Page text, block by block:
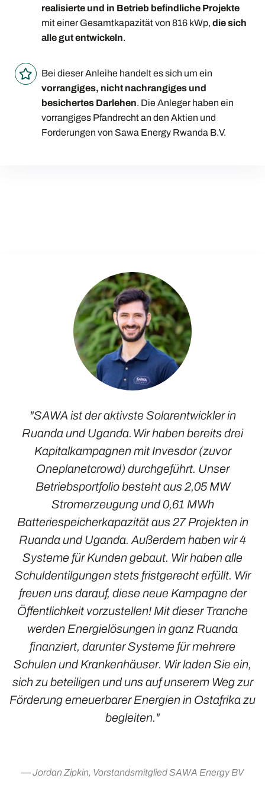
realisierte und in Betrieb befindliche Projekte
mit einer Gesamtkapazität von 816 kWp, die sich
alle gut entwickeln.
Bei dieser Anleihe handelt es sich um ein
vorrangiges, nicht nachrangiges und
besichertes Darlehen. Die Anleger haben ein
vorrangiges Pfandrecht an den Aktien und
Forderungen von Sawa Energy Rwanda B.V.
"SAWA ist der aktivste Solarentwickler in
Ruanda und Uganda. Wir haben bereits drei
Kapitalkampagnen mit Invesdor (zuvor
Oneplanetcrowd) durchgeführt. Unser
Betriebsportfolio besteht aus 2,05 MW
Stromerzeugung und 0,61 MWh
Batteriespeicherkapazität aus 27 Projekten in
Ruanda und Uganda. Außerdem haben wir 4
Systeme für Kunden gebaut. Wir haben alle
Schuldentilgungen stets fristgerecht erfüllt. Wir
freuen uns darauf, diese neue Kampagne der
Öffentlichkeit vorzustellen! Mit dieser Tranche
werden Energielösungen in ganz Ruanda
finanziert, darunter Systeme für mehrere
Schulen und Krankenhäuser. Wir laden Sie ein,
sich zu beteiligen und uns auf unserem Weg zur
Förderung erneuerbarer Energien in Ostafrika zu
begleiten."
Jordan Zipkin, Vorstandsmitglied SAWA Energy BV